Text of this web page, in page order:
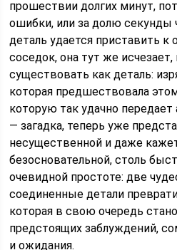
прошествии долгих минут,
ошибки, или за долю секунды
деталь удается приставить
соседок, она тут же исчезает,
существовать как деталь:
которая предшествовала
которую так удачно передает
— загадка, теперь уже
несущественной и даже
безосновательной, столь
очевидной простоте: две
соединенные детали
которая в свою очередь
предстоящих заблуждений,
и ожидания.